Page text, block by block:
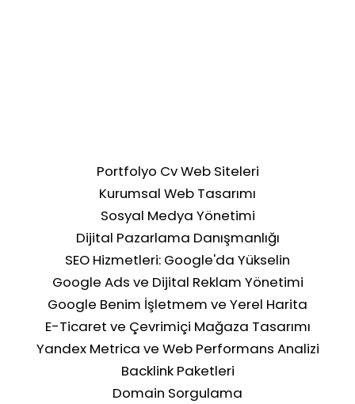
Portfolyo Cv Web Siteleri
Kurumsal Web Tasarımı
Sosyal Medya Yönetimi
Dijital Pazarlama Danışmanlığı
SEO Hizmetleri: Google'da Yükselin
Google Ads ve Dijital Reklam Yönetimi
Google Benim İşletmem ve Yerel Harita
E-Ticaret ve Çevrimiçi Mağaza Tasarımı
Yandex Metrica ve Web Performans Analizi
Backlink Paketleri
Domain Sorgulama